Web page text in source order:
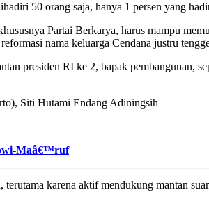
50 orang saja, hanya 1 persen yang
Partai Berkarya, harus mampu
nama keluarga Cendana justru
presiden RI ke 2, bapak pembangunan,
Siti Hutami Endang Adiningsih
Maâ€™ruf
karena aktif mendukung mantan